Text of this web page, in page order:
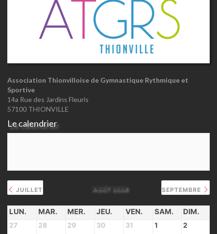
Association Thionvilloise de Gymnastique Rythmique et
Sportive
14a Rue des Jardins Fleuris
57100 THIONVILLE
Le calendrier
JUILLET AOÛT 2026 SEPTEMBRE
LUN. MAR. MER. JEU. VEN. SAM. DIM.
27 28 29 30 31 1 2